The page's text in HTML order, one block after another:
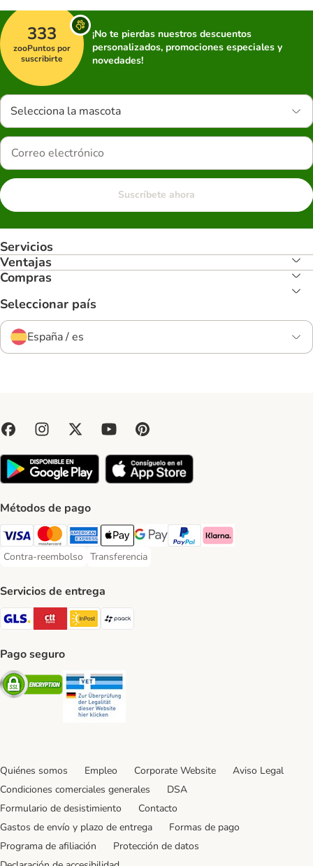
333
zooPuntos por
suscribirte
¡No te pierdas nuestros descuentos
personalizados, promociones especiales y
novedades!
Selecciona la mascota
Suscríbete ahora
Servicios
Ventajas
Compras
Seleccionar país
España / es
Métodos de pago
Visa Payment Method
Mastercard Payment Method
American Express Payment Method
Apple Pay Payment Method
Google Pay Payment Method
PayPal Payment Method
Klarna Payment Method
Contra-reembolso
Contra-reembolso Payment Method
Transferencia
Transferencia Payment Method
Servicios de entrega
GLS Shipping Method
CTTExpress Shipping Method
InPost Shipping Method
paack Shipping Method
Pago seguro
Security
Quiénes somos Empleo Corporate Website
Aviso Legal
Condiciones comerciales generales
DSA
Formulario de desistimiento
Contacto
Gastos de envío y plazo de entrega
Formas de pago
Programa de afiliación
Protección de datos